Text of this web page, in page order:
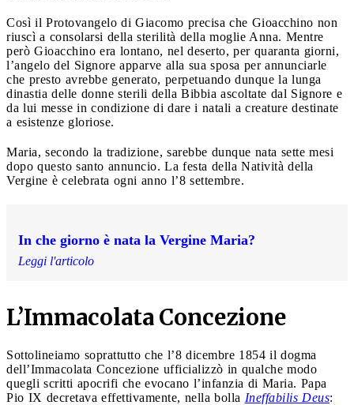
Così il Protovangelo di Giacomo precisa che Gioacchino non
riuscì a consolarsi della sterilità della moglie Anna. Mentre
però Gioacchino era lontano, nel deserto, per quaranta giorni,
l’angelo del Signore apparve alla sua sposa per annunciarle
che presto avrebbe generato, perpetuando dunque la lunga
dinastia delle donne sterili della Bibbia ascoltate dal Signore e
da lui messe in condizione di dare i natali a creature destinate
a esistenze gloriose.
Maria, secondo la tradizione, sarebbe dunque nata sette mesi
dopo questo santo annuncio. La festa della Natività della
Vergine è celebrata ogni anno l’8 settembre.
In che giorno è nata la Vergine Maria?
Leggi l'articolo
L’Immacolata Concezione
Sottolineiamo soprattutto che l’8 dicembre 1854 il dogma
dell’Immacolata Concezione ufficializzò in qualche modo
quegli scritti apocrifi che evocano l’infanzia di Maria. Papa
Pio IX decretava effettivamente, nella bolla Ineffabilis Deus: